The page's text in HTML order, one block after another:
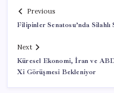
Previous
Filipinler Senatosu’nda Silahlı
Next
Küresel Ekonomi, İran ve
Xi Görüşmesi Bekleniyor